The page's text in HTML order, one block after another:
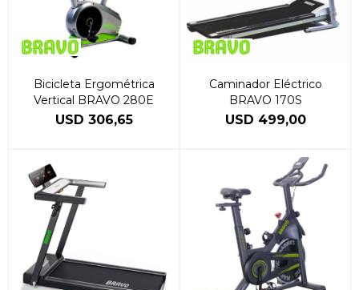
Bicicleta Ergométrica
Vertical BRAVO 280E
USD 306,65
Caminador Eléctrico
BRAVO 170S
USD 499,00